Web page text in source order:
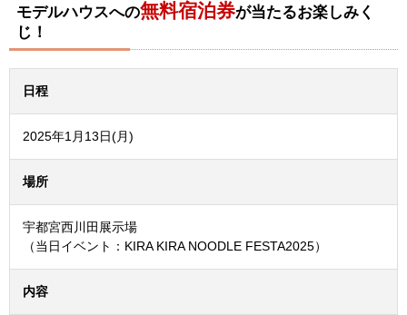
モデルハウスへの無料宿泊券が当たるお楽しみく
じ！
日程
2025年1月13日(月)
場所
宇都宮西川田展示場
（当日イベント：KIRA KIRA NOODLE FESTA2025）
内容